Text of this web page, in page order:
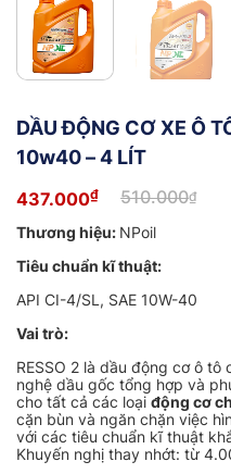
DẦU ĐỘNG CƠ XE Ô
10w40 – 4 LÍT
510.000₫
Giá
là:
510.000₫.
437.000₫
Giá
tại
là:
437.000₫.
Thương hiệu: NPoil
Tiêu chuẩn kĩ thuật:
API CI-4/SL, SAE 10W-40
Vai trò:
RESSO 2 là dầu động cơ ô
nghệ dầu gốc tổng hợp và
cho tất cả các loại động cơ
cặn bùn và ngăn chặn việc
với các tiêu chuẩn kĩ thuật
Khuyến nghị thay nhớt: từ